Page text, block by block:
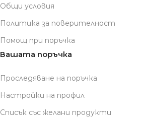
Общи условия
Политика за поверителност
Помощ при поръчка
Вашата поръчка
Проследяване на поръчка
Настройки на профил
Списък със желани продукти